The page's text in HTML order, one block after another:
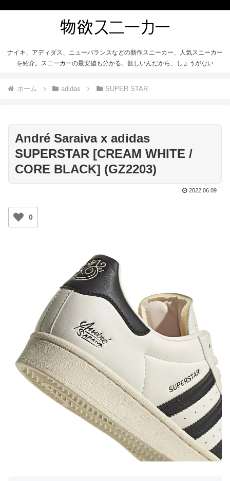
ナイキ、アディダス、ニューバランスなどの新作スニーカー、人気スニーカー
を紹介。スニーカーの最安値も分かる。欲しいんだから、しょうがない
ホーム adidas SUPER STAR
André Saraiva x adidas
SUPERSTAR [CREAM WHITE /
CORE BLACK] (GZ2203)
2022.06.09
0